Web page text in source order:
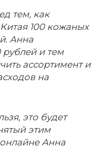
тем, как
Китая 100 кожаных
Анна
рублей и тем
ассортимент и
на
это будет
этим
Анна